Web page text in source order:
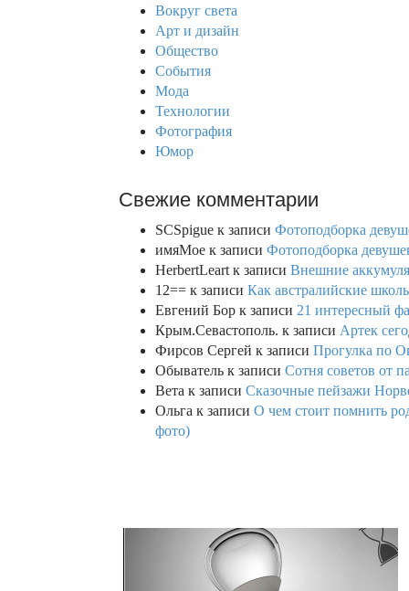
Вокруг света
Арт и дизайн
Общество
События
Мода
Технологии
Фотография
Юмор
Свежие комментарии
SCSpigue к записи Фотоподборка
имяМое к записи Фотоподборка
HerbertLeart к записи Внешние
12== к записи Как австралийские
Евгений Бор к записи 21 интересный
Крым.Севастополь. к записи Артек
Фирсов Сергей к записи Прогулка по
Обыватель к записи Сотня советов от
Вета к записи Сказочные пейзажи
Ольга к записи О чем стоит помнить
фото)